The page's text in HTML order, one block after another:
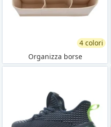
4 colori
Organizza borse